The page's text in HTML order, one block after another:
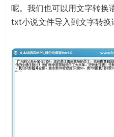
呢。我们也可以用文字转换
txt小说文件导入到文字转换